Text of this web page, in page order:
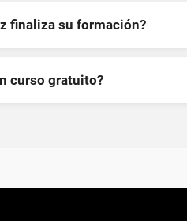
finaliza su formación?
curso gratuito?